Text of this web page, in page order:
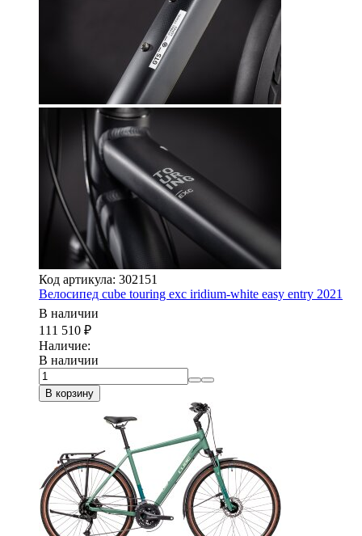
Код артикула: 302151
Велосипед cube touring exc iridium-white easy entry 2021
В наличии
111 510 ₽
Наличие:
В наличии
В корзину